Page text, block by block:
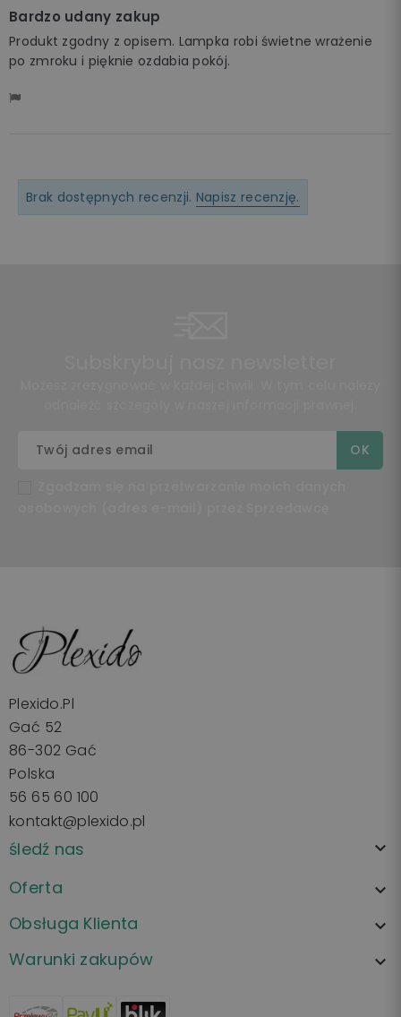
Bardzo udany zakup
Produkt zgodny z opisem. Lampka robi świetne wrażenie
po zmroku i pięknie ozdabia pokój.
Brak dostępnych recenzji. Napisz recenzję.
Plexido.pl
Gać 52
86-302 Gać
Polska
56 65 60 100
kontakt@plexido.pl
śledź nas 
Oferta 
Obsługa Klienta 
Warunki zakupów 